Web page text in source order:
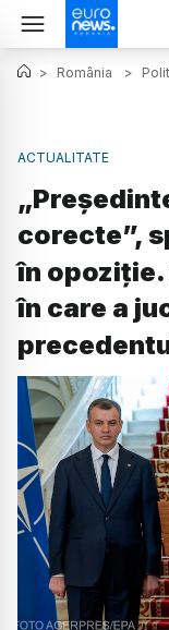
> România >
ACTUALITATE
corecte”,
în opoziție.
în care a